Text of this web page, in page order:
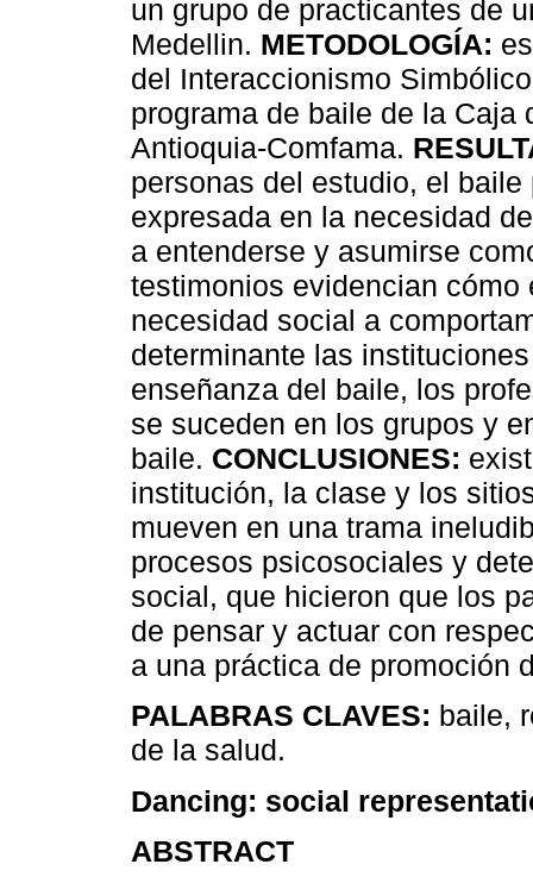
un grupo de practicantes de
Medellin. METODOLOGÍA:
del Interaccionismo
programa de baile de la Caja
Antioquia-Comfama.
personas del estudio, el
expresada en la necesidad
a entenderse y asumirse
testimonios evidencian
necesidad social a
determinante las
enseñanza del baile, los
se suceden en los grupos y
baile. CONCLUSIONES:
institución, la clase y los
mueven en una trama
procesos psicosociales y
social, que hicieron que los
de pensar y actuar con
a una práctica de promoción
PALABRAS CLAVES: baile,
de la salud.
Dancing: social
ABSTRACT